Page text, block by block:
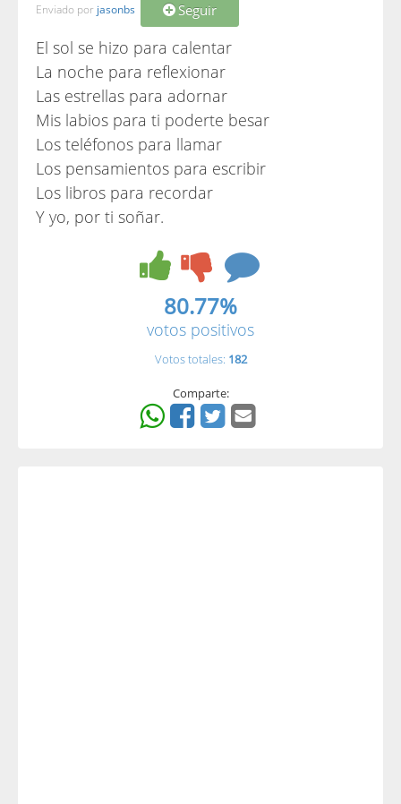
Enviado por jasonbs Seguir
El sol se hizo para calentar
La noche para reflexionar
Las estrellas para adornar
Mis labios para ti poderte besar
Los teléfonos para llamar
Los pensamientos para escribir
Los libros para recordar
Y yo, por ti soñar.
80.77%
votos positivos
Votos totales: 182
Comparte: